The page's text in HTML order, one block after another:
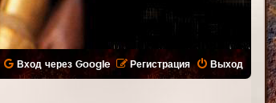
Выход
Регистрация
Вход через Google